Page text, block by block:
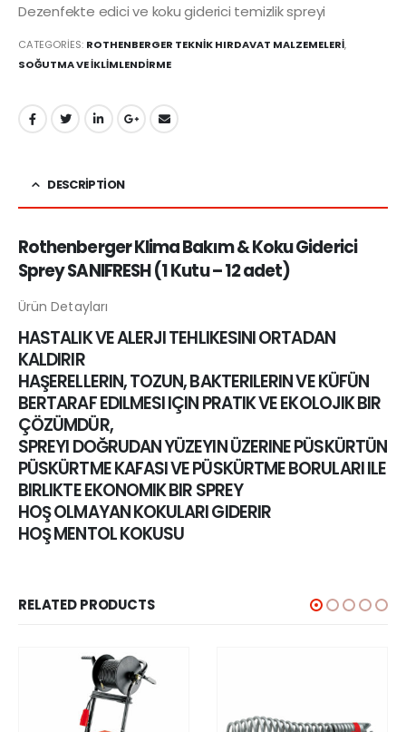
Dezenfekte edici ve koku giderici temizlik spreyi
CATEGORIES: ROTHENBERGER TEKNİK HIRDAVAT MALZEMELERİ,
SOĞUTMA VE İKLİMLENDİRME
DESCRIPTION
Rothenberger Klima Bakım & Koku Giderici
Sprey SANIFRESH (1 Kutu – 12 adet)
Ürün Detayları
HASTALIK VE ALERJI TEHLIKESINI ORTADAN
KALDIRIR
HAŞERELLERIN, TOZUN, BAKTERILERIN VE KÜFÜN
BERTARAF EDILMESI IÇIN PRATIK VE EKOLOJIK BIR
ÇÖZÜMDÜR,
SPREYI DOĞRUDAN YÜZEYIN ÜZERINE PÜSKÜRTÜN
PÜSKÜRTME KAFASI VE PÜSKÜRTME BORULARI ILE
BIRLIKTE EKONOMIK BIR SPREY
HOŞ OLMAYAN KOKULARI GIDERIR
HOŞ MENTOL KOKUSU
RELATED PRODUCTS